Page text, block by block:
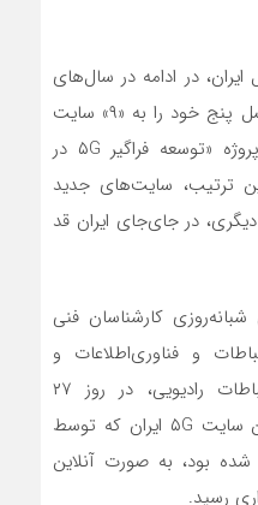
ایران، در ادامه در سال‌های
۱۳۹۹ و ۱۴۰۰، آمار سایت‌های نسل پنج خود را به «۹» سایت
رساند و از ابتدای سال ۱۴۰۱، پروژه «توسعه فراگیر ۵G در
ترتیب، سایت‌‌های جدید
در جای‌جای ایران قد
کارشناسان فنی
و فناوری‌اطلاعات و
سازمان تنظیم مقررات و ارتباطات رادیویی، در روز ۲۷
اردیبهشت ۱۴۰۲ نیز، ششصدمین سایت ۵G ایران که توسط
شده بود، به صورت آنلاین
رسید.